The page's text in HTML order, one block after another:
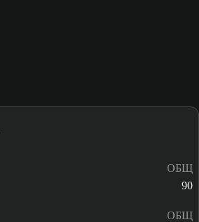
ОБЩ
90
ОБЩ